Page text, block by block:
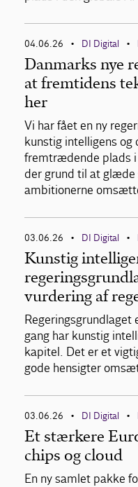
04.06.26 • DI Digital •
Danmarks nye
at fremtidens
her
Vi har fået en ny
kunstig intelligens og
fremtrædende plads i
der grund til at glæde
ambitionerne
03.06.26 • DI Digital •
Kunstig
vurdering af
Regeringsgrundlaget
gang har kunstig
kapitel. Det er et
gode hensigter
03.06.26 • DI Digital •
Et stærkere
chips og cloud
En ny samlet pakke